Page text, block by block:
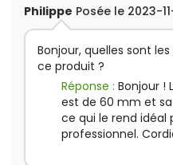
Philippe Posée le 2023-
Bonjour, quelles sont
ce produit ?
Réponse : Bonjour !
est de 60 mm et
ce qui le rend idéal
professionnel.